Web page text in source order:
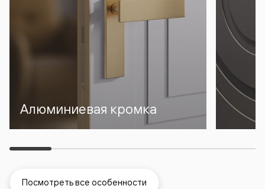
Алюминиевая кромка
Посмотреть все особенности